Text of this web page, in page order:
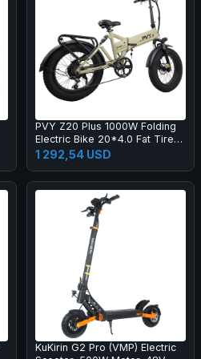
PVY Z20 Plus 1000W Folding
Electric Bike 20*4.0 Fat Tire
48V 16.5Ah Battery 80-120km
Range Shimano 7-Speed
Fork and Rear Shock,
Hydraulic Brake Color LCD
Display 150kg Load - Khaki
1 292,54 USD
KuKirin G2 Pro (VMP) Electric